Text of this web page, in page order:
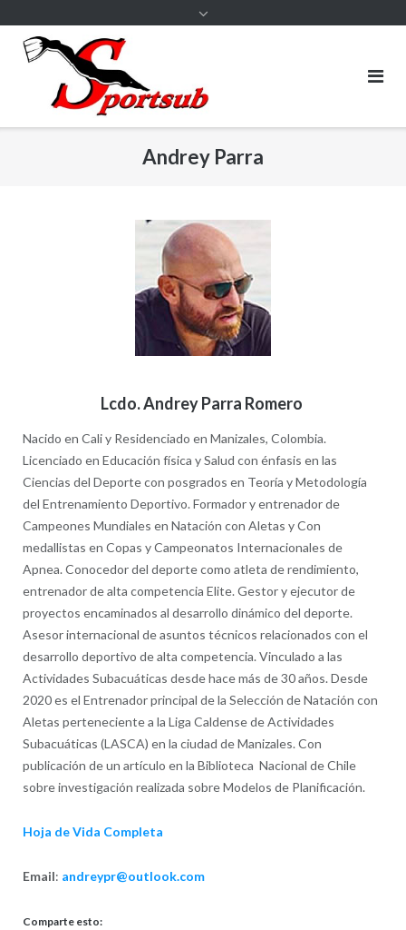
Andrey Parra
Lcdo. Andrey Parra Romero
Nacido en Cali y Residenciado en Manizales, Colombia.
Licenciado en Educación física y Salud con énfasis en las
Ciencias del Deporte con posgrados en Teoría y Metodología
del Entrenamiento Deportivo. Formador y entrenador de
Campeones Mundiales en Natación con Aletas y Con
medallistas en Copas y Campeonatos Internacionales de
Apnea. Conocedor del deporte como atleta de rendimiento,
entrenador de alta competencia Elite. Gestor y ejecutor de
proyectos encaminados al desarrollo dinámico del deporte.
Asesor internacional de asuntos técnicos relacionados con el
desarrollo deportivo de alta competencia. Vinculado a las
Actividades Subacuáticas desde hace más de 30 años. Desde
2020 es el Entrenador principal de la Selección de Natación con
Aletas perteneciente a la Liga Caldense de Actividades
Subacuáticas (LASCA) en la ciudad de Manizales. Con
publicación de un artículo en la Biblioteca Nacional de Chile
sobre investigación realizada sobre Modelos de Planificación.
Hoja de Vida Completa
Email: andreypr@outlook.com
Comparte esto: